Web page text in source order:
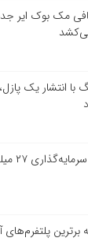
با انتشار یک
میلیارد تومانی در آی‌تی هاب
برترین